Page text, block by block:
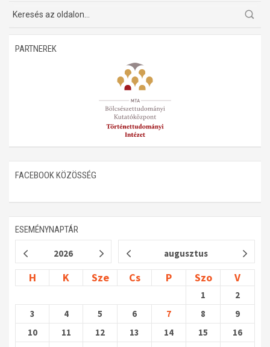
PARTNEREK
FACEBOOK KÖZÖSSÉG
ESEMÉNYNAPTÁR
2026 augusztus
H K Sze Cs P Szo V
1
2
3
4 5 6 7 8
9
10
11 12 13 14 15
16